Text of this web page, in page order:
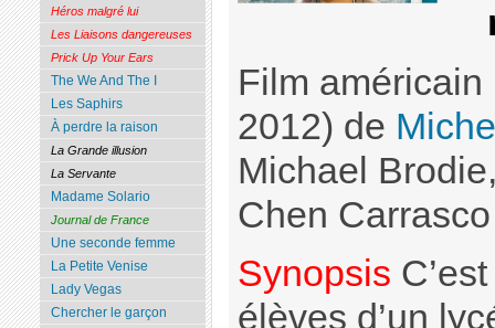
Film
2012) de
Michael
Chen Carrasco
Synopsis
élèves d’un
Héros malgré lui
Les Liaisons dangereuses
Prick Up Your Ears
The We And The I
Les Saphirs
À perdre la raison
La Grande illusion
La Servante
Madame Solario
Journal de France
Une seconde femme
La Petite Venise
Lady Vegas
Chercher le garçon